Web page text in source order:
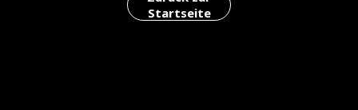
Startseite